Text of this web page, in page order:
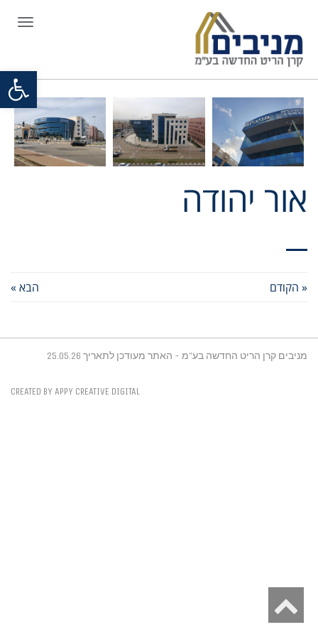
פתח
אור יהודה
« הקודם הבא »
מניבים קרן הריט החדשה בע"מ - האתר מעודכן לתאריך 25.05.26
CREATED BY APPY CREATIVE DIGITAL
לראש